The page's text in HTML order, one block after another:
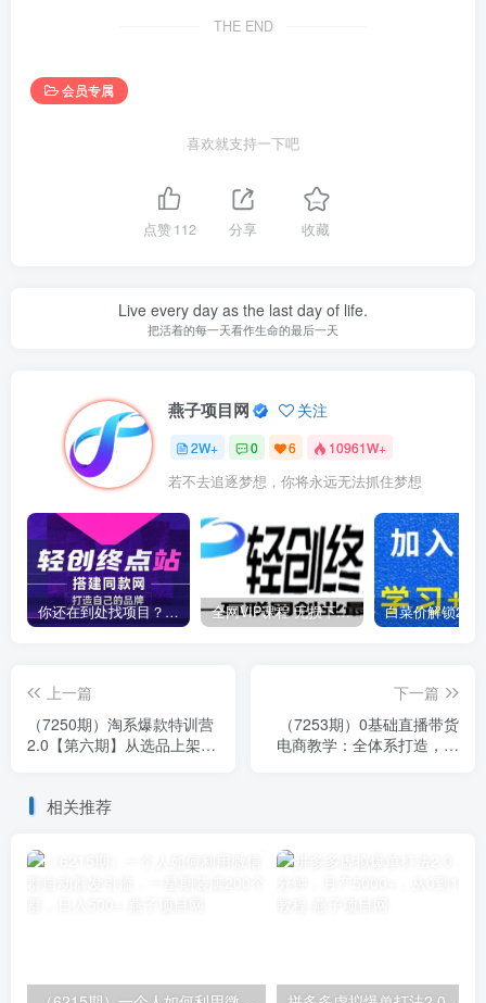
THE END
会员专属
喜欢就支持一下吧
点赞112 分享 收藏
Live every day as the last day of life.
把活着的每一天看作生命的最后一天
燕子项目网 关注
2W+ 0 6 10961W+
若不去追逐梦想，你将永远无法抓住梦想
你还在到处找项目？还在当韭菜？我靠卖项目一个月收入5万+，曾经我也是个失败者。 全网VIP课程 无损下载~
上一篇
（7250期）淘系爆款特训营
2.0【第六期】从选品上架到
下一篇
（7253期）0基础直播带货
电商教学：全体系打造，全
相关推荐